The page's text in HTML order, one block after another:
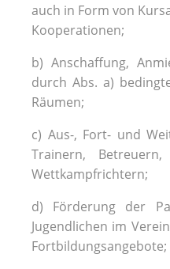
auch in Form von
Kooperationen;
b) Anschaffung,
durch Abs. a)
Räumen;
c) Aus-, Fort- und
Trainern,
Wettkampfrichtern;
d) Förderung der
Jugendlichen im
Fortbildungsangebote;